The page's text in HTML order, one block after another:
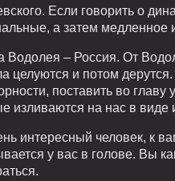
Если говорить о
а затем медленное
Водолея – Россия. От
целуются и потом
поставить во
изливаются на нас в
интересный человек, к
у вас в голове. Вы